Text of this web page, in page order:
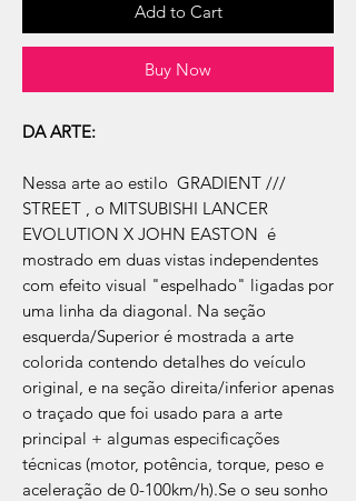
Add to Cart
Buy Now
DA ARTE:
Nessa arte ao estilo GRADIENT ///
STREET , o MITSUBISHI LANCER
EVOLUTION X JOHN EASTON é
mostrado em duas vistas independentes
com efeito visual "espelhado" ligadas por
uma linha da diagonal. Na seção
esquerda/Superior é mostrada a arte
colorida contendo detalhes do veículo
original, e na seção direita/inferior apenas
o traçado que foi usado para a arte
principal + algumas especificações
técnicas (motor, potência, torque, peso e
aceleração de 0-100km/h).Se o seu sonho